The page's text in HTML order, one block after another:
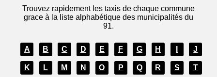
Trouvez rapidement les taxis de chaque commune
grace à la liste alphabétique des municipalités du
91.
A B C D E F G H J
K L M N O P Q R S T